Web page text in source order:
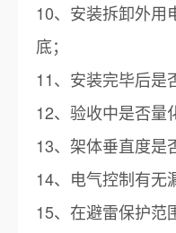
10、安装拆卸外用
底；
11、安装完毕后是
12、验收中是否量
13、架体垂直度是
14、电气控制有无
15、在避雷保护范